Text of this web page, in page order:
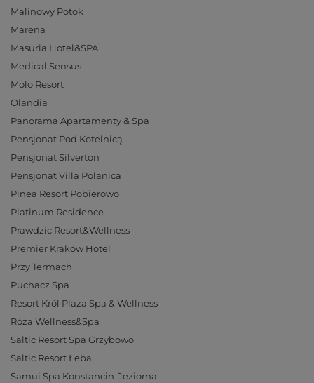
Malinowy Potok
Marena
Masuria Hotel&SPA
Medical Sensus
Molo Resort
Olandia
Panorama Apartamenty & Spa
Pensjonat Pod Kotelnicą
Pensjonat Silverton
Pensjonat Villa Polanica
Pinea Resort Pobierowo
Platinum Residence
Prawdzic Resort&Wellness
Premier Kraków Hotel
Przy Termach
Puchacz Spa
Resort Król Plaza Spa & Wellness
Róża Wellness&Spa
Saltic Resort Spa Grzybowo
Saltic Resort Łeba
Samui Spa Konstancin-Jeziorna